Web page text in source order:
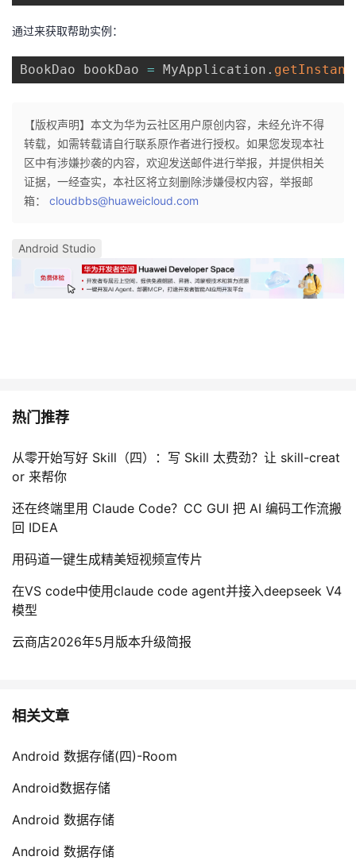
通过来获取帮助实例：
BookDao bookDao = MyApplication .
【版权声明】本文为华为云社区用户原创内容，未经允许不得
转载，如需转载请自行联系原作者进行授权。如果您发现本社
区中有涉嫌抄袭的内容，欢迎发送邮件进行举报，并提供相关
证据，一经查实，本社区将立刻删除涉嫌侵权内容，举报邮
箱： cloudbbs@huaweicloud.com
Android Studio
热门推荐
从零开始写好 Skill（四）：写 Skill 太费劲？让 skill-creat
or 来帮你
还在终端里用 Claude Code？CC GUI 把 AI 编码工作流搬
回 IDEA
用码道一键生成精美短视频宣传片
在VS code中使用claude code agent并接入deepseek V4
模型
云商店2026年5月版本升级简报
相关文章
Android 数据存储(四)-Room
Android数据存储
Android 数据存储
Android 数据存储